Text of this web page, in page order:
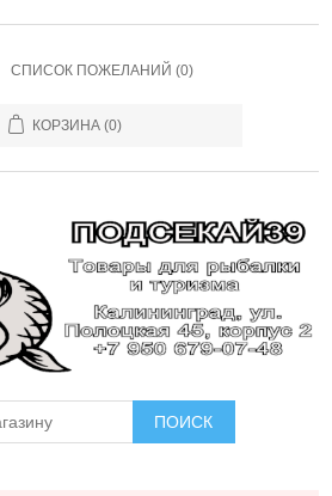
СПИСОК ПОЖЕЛАНИЙ (0)
КОРЗИНА (0)
ПОИСК